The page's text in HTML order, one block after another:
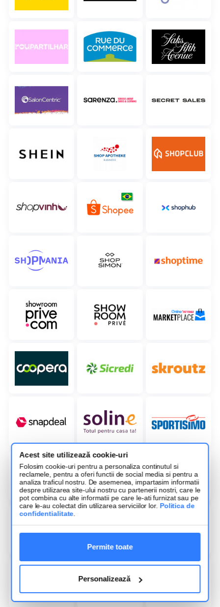
Acest site utilizează cookie-uri
Folosim cookie-uri pentru a personaliza continutul si
reclamele, pentru a oferi functii de social media si pentru a
analiza traficul nostru. De asemenea, impartasim informatii
despre utilizarea site-ului nostru cu partenerii nostri, care le
pot combina cu alte informatii pe care le-ati furnizat sau pe
care le-au colectat din utilizarea serviciilor lor. Politica de
confidentialitate
Permite toate
Personalizează